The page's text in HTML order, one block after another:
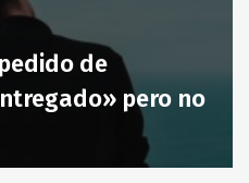
de
pero no